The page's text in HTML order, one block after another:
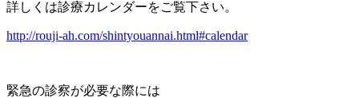
詳しくは診療カレンダーをご覧下さい。
http://rouji-ah.com/shintyouannai.html#calendar
緊急の診察が必要な際には